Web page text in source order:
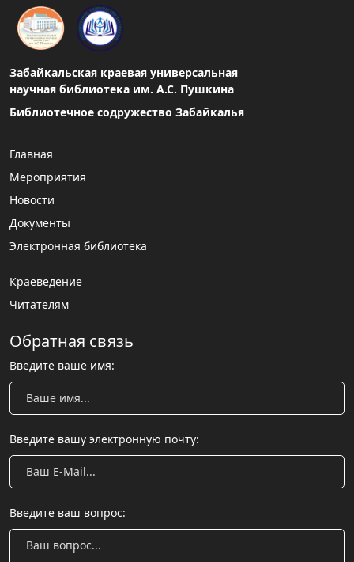
Забайкальская краевая универсальная
научная библиотека им. А.С. Пушкина
Библиотечное содружество Забайкалья
Главная
Мероприятия
Новости
Документы
Электронная библиотека
Краеведение
Читателям
Обратная связь
Введите ваше имя:
Введите вашу электронную почту:
Введите ваш вопрос: